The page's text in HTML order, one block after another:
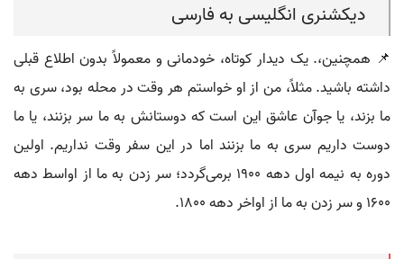
دیکشنری انگلیسی به فارسی
📌 همچنین،. یک دیدار کوتاه، خودمانی و معمولاً بدون اطلاع قبلی
داشته باشید. مثلاً، من از او خواستم هر وقت در محله بود، سری به
ما بزند، یا جوآن عاشق این است که دوستانش به ما سر بزنند، یا ما
دوست داریم سری به ما بزنند اما در این سفر وقت نداریم. اولین
دوره به نیمه اول دهه 1900 برمی‌گردد؛ سر زدن به ما از اواسط دهه
1600 و سر زدن به ما از اواخر دهه 1800.